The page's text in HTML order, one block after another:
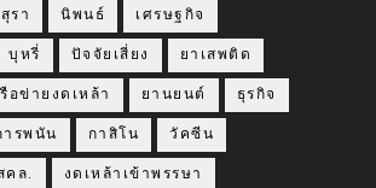
สุรา นิพนธ์ เศรษฐกิจ
บุหรี่ ปัจจัยเสี่ยง ยาเสพติด
อข่ายงดเหล้า ยานยนต์ ธุรกิจ
ารพนัน กาสิโน วัคซีน
คล. งดเหล้าเข้าพรรษา